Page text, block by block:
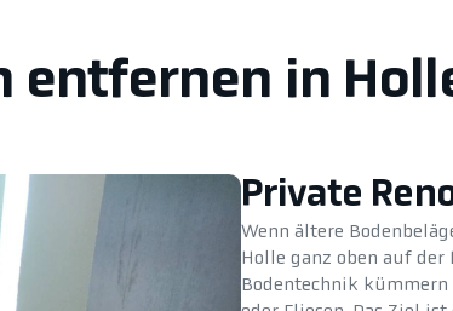
entfernen in
Private
Wenn ältere
Holle ganz oben auf
Bodentechnik